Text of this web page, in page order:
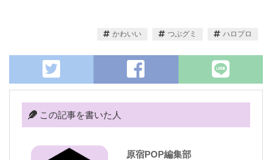
かわいい つぶグミ ハロプロ
この記事を書いた人
原宿POP編集部